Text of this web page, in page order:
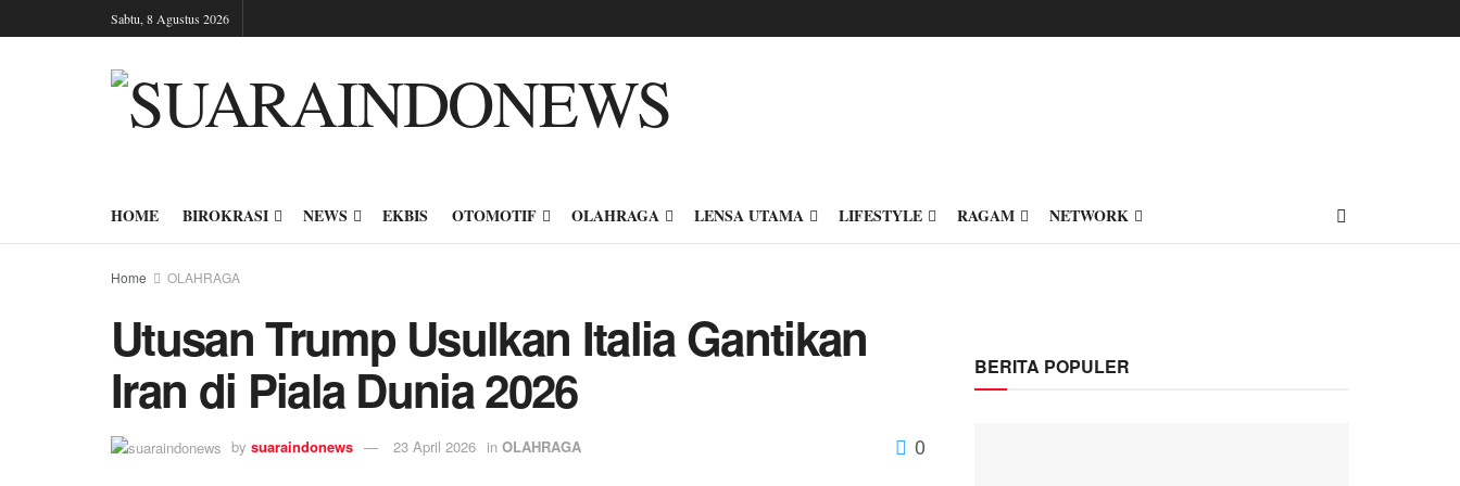
Sabtu, 8 Agustus 2026
HOME BIROKRASI NEWS EKBIS OTOMOTIF OLAHRAGA LENSA UTAMA LIFESTYLE RAGAM NETWORK
Home OLAHRAGA
Utusan Trump Usulkan Italia Gantikan
Iran di Piala Dunia 2026
by suaraindonews 23 April 2026 in OLAHRAGA 0
BERITA POPULER